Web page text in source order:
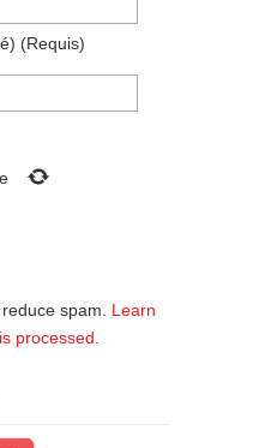
(requis)
spam. Learn
processed.